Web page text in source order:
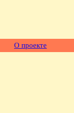
О проекте